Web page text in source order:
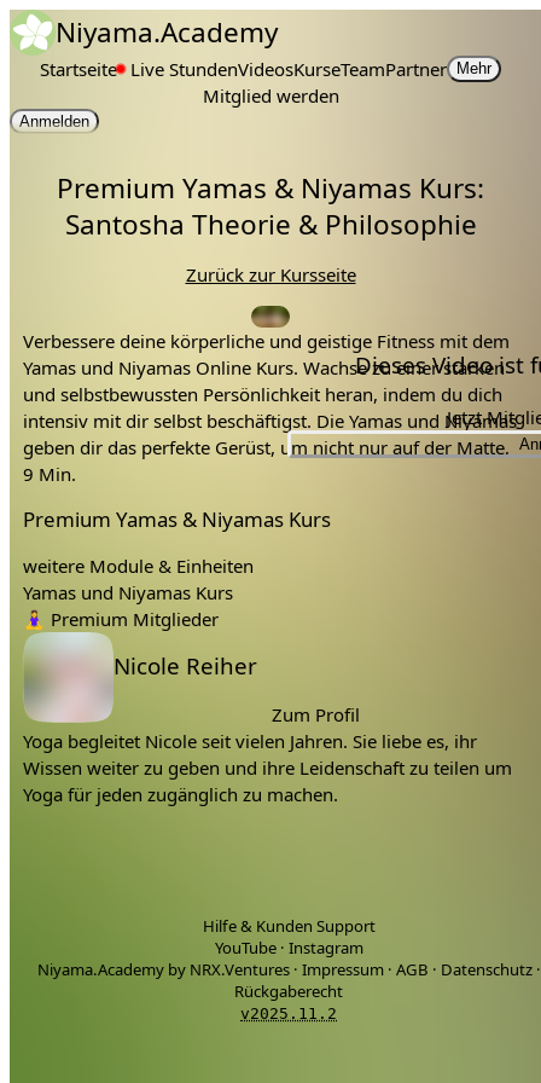
Niyama.Academy
Startseite Live StundenVideosKurseTeamPartner Mehr
Mitglied werden
Anmelden
Premium Yamas & Niyamas Kurs:
Santosha Theorie & Philosophie
Zurück zur Kursseite
Dieses Video ist
Jetzt
Verbessere deine körperliche und geistige Fitness mit dem
Yamas und Niyamas Online Kurs. Wachse zu einer starken
und selbstbewussten Persönlichkeit heran, indem du dich
intensiv mit dir selbst beschäftigst. Die Yamas und Niyamas
geben dir das perfekte Gerüst, um nicht nur auf der Matte,
sondern auch leicht durch das Leben zu fließen.
Lerne mit Konflikten besser umzugehen.
zu sein.
Lerne deine Kommunikation zu verbessern.
Lerne mehr über dich.
In dem Kurs erwarten dich:
10 Yoga Videos
10 Philosophie Videos
10 Journaling Aufgaben passend zum Thema
auf unsere heutiges Leben bezogen und in 10 Yoga
Einheiten praktiziert. Kurz gesagt sind das 10 Lebenstipps
für ein bewussteres, achtsameres Leben auf dem Weg zur
9 Min.
Premium Yamas & Niyamas Kurs
weitere Module & Einheiten
Yamas und Niyamas Kurs
Tags:
🧘‍♀️ Premium Mitglieder
Lehrer:
Nicole Reiher
Zum Profil
Yoga begleitet Nicole seit vielen Jahren. Sie liebe es, ihr
Wissen weiter zu geben und ihre Leidenschaft zu teilen um
Yoga für jeden zugänglich zu machen.
Hilfe & Kunden Support
YouTube · Instagram
Niyama.Academy by NRX.Ventures · Impressum· AGB · Datenschutz·
Rückgaberecht
v2025.11.2